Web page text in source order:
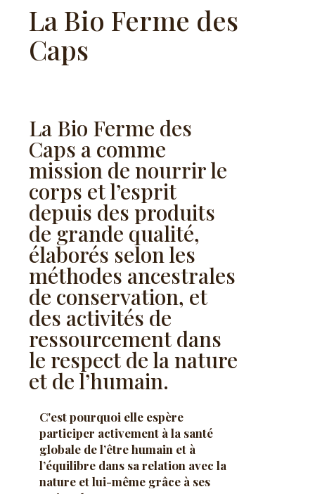
La Bio Ferme des
Caps
La Bio Ferme des
Caps a comme
mission de nourrir le
corps et l’esprit
depuis des produits
de grande qualité,
élaborés selon les
méthodes ancestrales
de conservation, et
des activités de
ressourcement dans
le respect de la nature
et de l’humain.
C'est pourquoi elle espère
participer activement à la santé
globale de l’être humain et à
l’équilibre dans sa relation avec la
nature et lui-même grâce à ses